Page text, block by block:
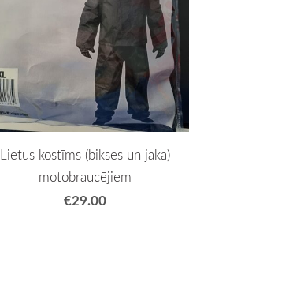
Lietus kostīms (bikses un jaka)
motobraucējiem
€29.00